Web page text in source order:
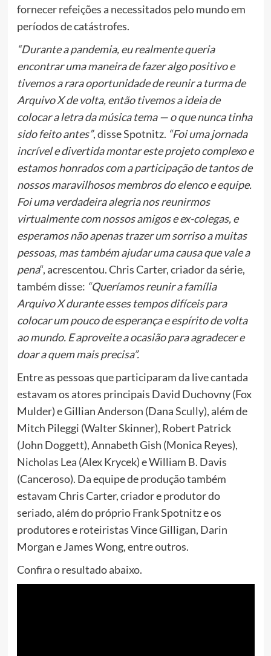
fornecer refeições a necessitados pelo mundo em
períodos de catástrofes.
“Durante a pandemia, eu realmente queria
encontrar uma maneira de fazer algo positivo e
tivemos a rara oportunidade de reunir a turma de
Arquivo X de volta, então tivemos a ideia de
colocar a letra da música tema — o que nunca tinha
sido feito antes”, disse Spotnitz. “Foi uma jornada
incrível e divertida montar este projeto complexo e
estamos honrados com a participação de tantos de
nossos maravilhosos membros do elenco e equipe.
Foi uma verdadeira alegria nos reunirmos
virtualmente com nossos amigos e ex-colegas, e
esperamos não apenas trazer um sorriso a muitas
pessoas, mas também ajudar uma causa que vale a
pena“, acrescentou. Chris Carter, criador da série,
também disse: “Queríamos reunir a família
Arquivo X durante esses tempos difíceis para
colocar um pouco de esperança e espírito de volta
ao mundo. E aproveite a ocasião para agradecer e
doar a quem mais precisa”.
Entre as pessoas que participaram da live cantada
estavam os atores principais David Duchovny (Fox
Mulder) e Gillian Anderson (Dana Scully), além de
Mitch Pileggi (Walter Skinner), Robert Patrick
(John Doggett), Annabeth Gish (Monica Reyes),
Nicholas Lea (Alex Krycek) e William B. Davis
(Canceroso). Da equipe de produção também
estavam Chris Carter, criador e produtor do
seriado, além do próprio Frank Spotnitz e os
produtores e roteiristas Vince Gilligan, Darin
Morgan e James Wong, entre outros.
Confira o resultado abaixo.